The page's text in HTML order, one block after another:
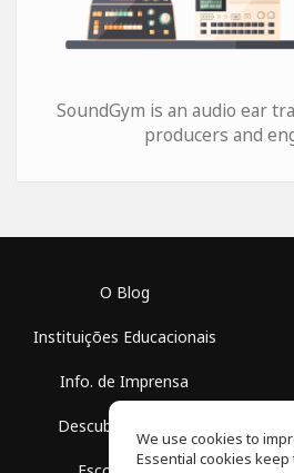
SoundGym is an audio ear
producers and
O Blog
Instituições Educacionais
Info. de Imprensa
Descubra Espaços
We use cookies to
Essential cookies